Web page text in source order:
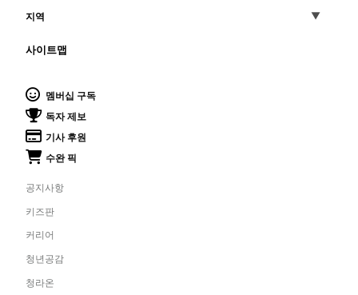
지역
사이트맵
멤버십 구독
독자 제보
기사 후원
수완 픽
공지사항
키즈판
커리어
청년공감
청라온